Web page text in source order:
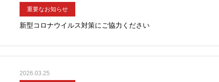
重要なお知らせ
新型コロナウイルス対策にご協力ください
2026.03.25